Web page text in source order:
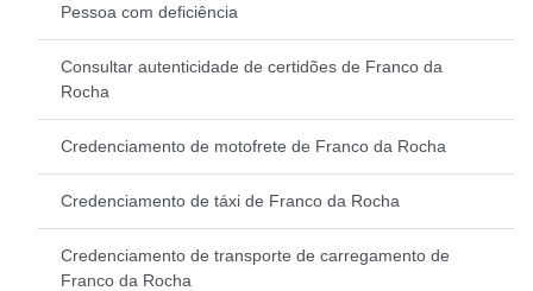
Pessoa com deficiência
Consultar autenticidade de certidões de Franco da
Rocha
Credenciamento de motofrete de Franco da Rocha
Credenciamento de táxi de Franco da Rocha
Credenciamento de transporte de carregamento de
Franco da Rocha